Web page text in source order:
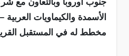
جنوب أوروبا وبالتعاون مع
الأسمدة والكيماويات العربية
مخطط له في المستقبل